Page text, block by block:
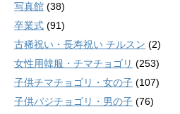
写真館 (38)
卒業式 (91)
古稀祝い・長寿祝い チルスン (2)
女性用韓服・チマチョゴリ (253)
子供チマチョゴリ・女の子 (107)
子供パジチョゴリ・男の子 (76)